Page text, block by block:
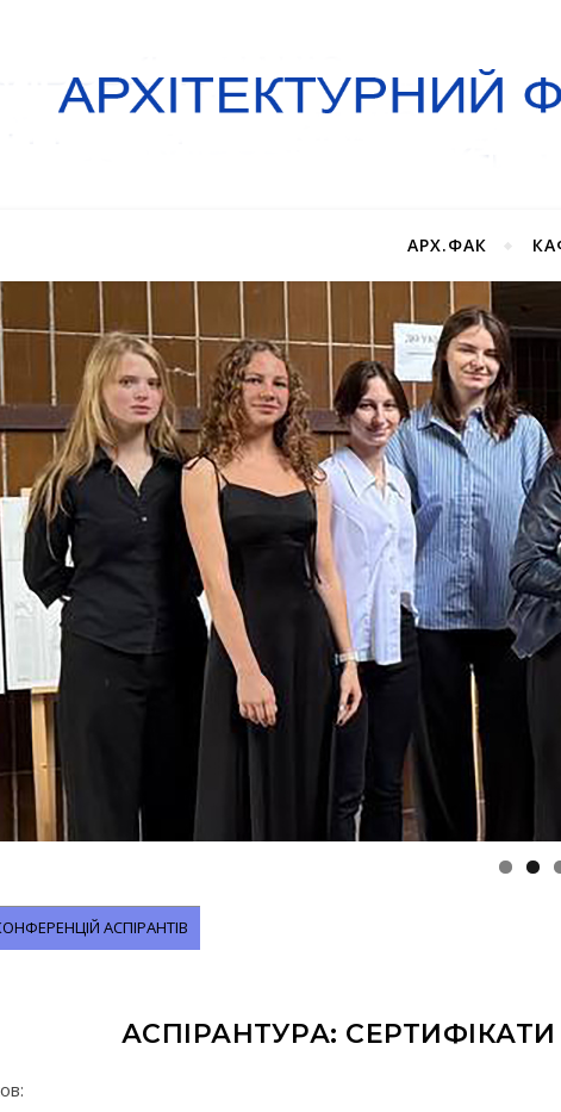
АРХ.ФАК
АСПІРАНТІВ
АСПІРАНТУРА: